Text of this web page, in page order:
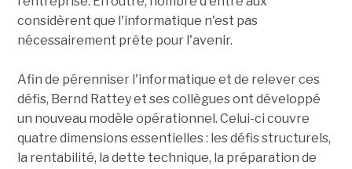
considèrent que l'informatique n'est pas
nécessairement prête pour l'avenir.
Afin de pérenniser l'informatique et de relever ces
défis, Bernd Rattey et ses collègues ont développé
un nouveau modèle opérationnel. Celui-ci couvre
quatre dimensions essentielles : les défis structurels,
la rentabilité, la dette technique, la préparation de